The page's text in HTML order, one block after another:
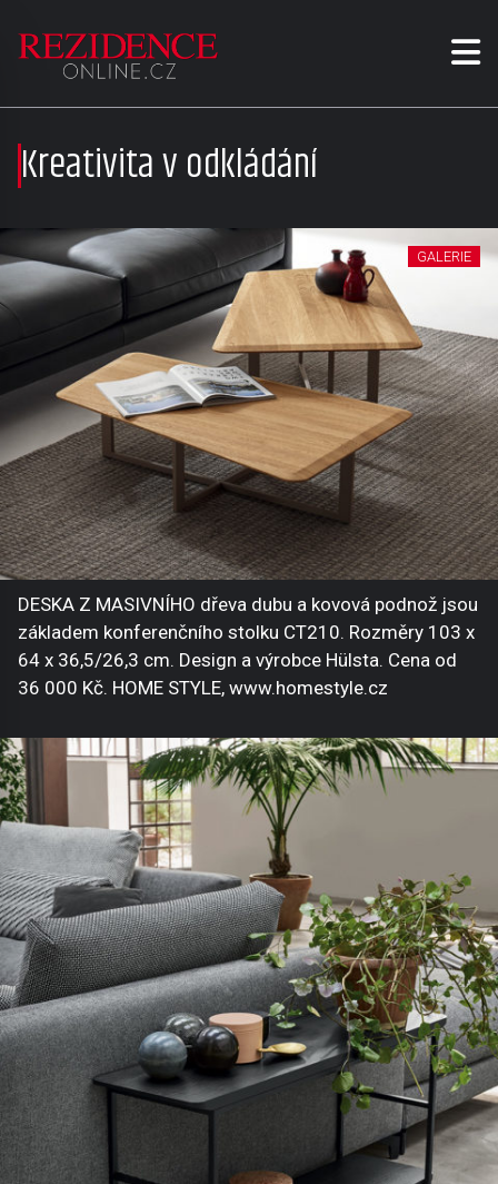
Kreativita v odkládání
GALERIE
DESKA Z MASIVNÍHO dřeva dubu a kovová podnož jsou
základem konferenčního stolku CT210. Rozměry 103 x
64 x 36,5/26,3 cm. Design a výrobce Hülsta. Cena od
36 000 Kč. HOME STYLE, www.homestyle.cz